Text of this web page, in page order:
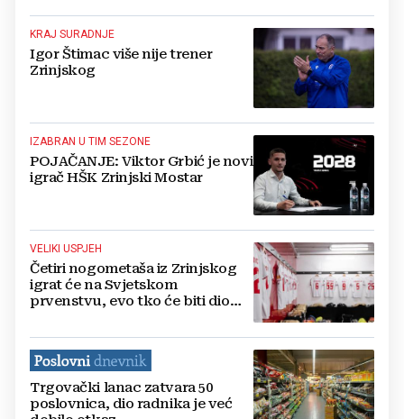
KRAJ SURADNJE
Igor Štimac više nije trener
Zrinjskog
IZABRAN U TIM SEZONE
POJAČANJE: Viktor Grbić je novi
igrač HŠK Zrinjski Mostar
VELIKI USPJEH
Četiri nogometaša iz Zrinjskog
igrat će na Svjetskom
prvenstvu, evo tko će biti dio
Trgovački lanac zatvara 50
poslovnica, dio radnika je već